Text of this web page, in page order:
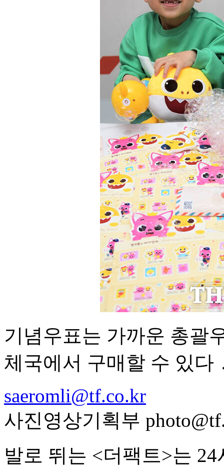
기념우표는 가까운 총괄
체국에서 구매할 수 있다
saeromli@tf.co.kr
사진영상기획부
발로 뛰는 <더팩트>는